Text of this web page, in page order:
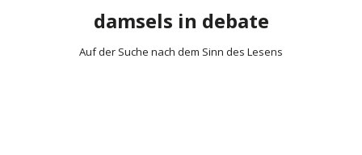
damsels in debate
Auf der Suche nach dem Sinn des Lesens